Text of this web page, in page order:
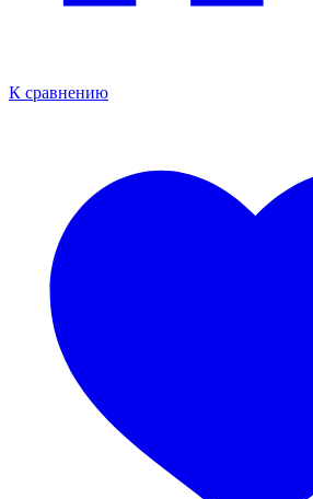
К сравнению